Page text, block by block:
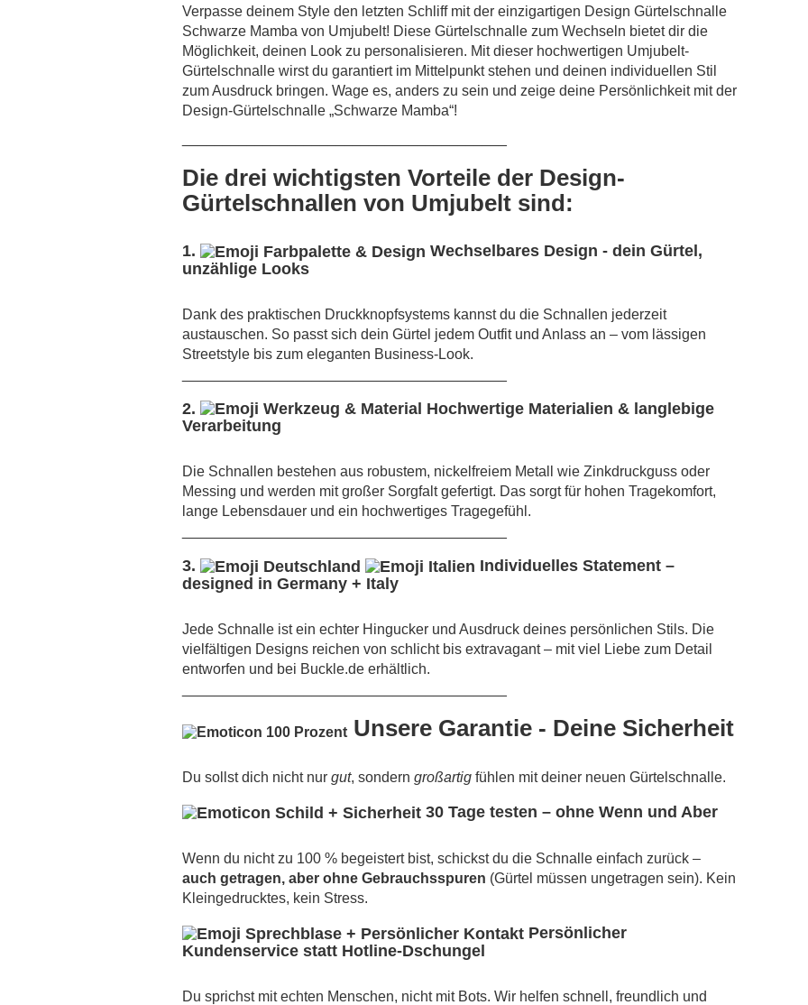
Verpasse deinem Style den letzten Schliff mit der einzigartigen Design Gürtelschnalle
Schwarze Mamba von Umjubelt! Diese Gürtelschnalle zum Wechseln bietet dir die
Möglichkeit, deinen Look zu personalisieren. Mit dieser hochwertigen Umjubelt-
Gürtelschnalle wirst du garantiert im Mittelpunkt stehen und deinen individuellen Stil
zum Ausdruck bringen. Wage es, anders zu sein und zeige deine Persönlichkeit mit der
Design-Gürtelschnalle „Schwarze Mamba“!
Die drei wichtigsten Vorteile der Design-
Gürtelschnallen von Umjubelt sind:
1.
Wechselbares Design - dein Gürtel,
unzählige Looks
Dank des praktischen Druckknopfsystems kannst du die Schnallen jederzeit
austauschen. So passt sich dein Gürtel jedem Outfit und Anlass an – vom lässigen
Streetstyle bis zum eleganten Business-Look.
2.
Hochwertige Materialien & langlebige
Verarbeitung
Die Schnallen bestehen aus robustem, nickelfreiem Metall wie Zinkdruckguss oder
Messing und werden mit großer Sorgfalt gefertigt. Das sorgt für hohen Tragekomfort,
lange Lebensdauer und ein hochwertiges Tragegefühl.
3.
Individuelles Statement –
designed in Germany + Italy
Jede Schnalle ist ein echter Hingucker und Ausdruck deines persönlichen Stils. Die
vielfältigen Designs reichen von schlicht bis extravagant – mit viel Liebe zum Detail
entworfen und bei Buckle.de erhältlich.
Unsere Garantie - Deine Sicherheit
Du sollst dich nicht nur gut, sondern großartig fühlen mit deiner neuen Gürtelschnalle.
30 Tage testen – ohne Wenn und Aber
Wenn du nicht zu 100 % begeistert bist, schickst du die Schnalle einfach zurück –
auch getragen, aber ohne Gebrauchsspuren (Gürtel müssen ungetragen sein). Kein
Kleingedrucktes, kein Stress.
Persönlicher
Kundenservice statt Hotline-Dschungel
Du sprichst mit echten Menschen, nicht mit Bots. Wir helfen schnell, freundlich und